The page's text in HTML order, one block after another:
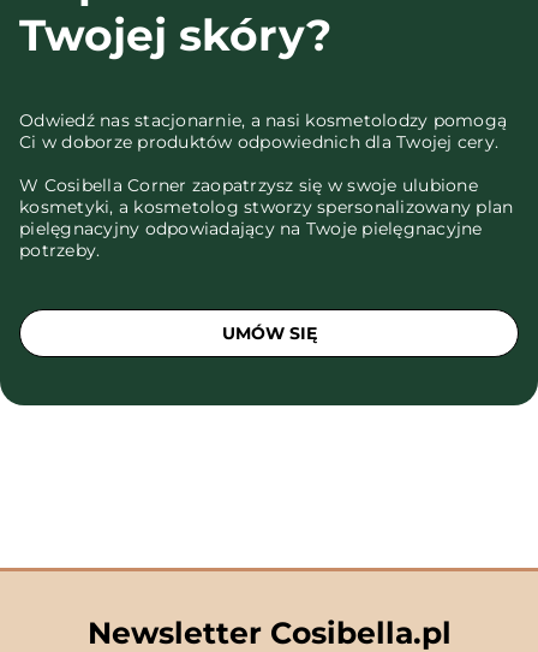
Twojej skóry?
Odwiedź nas stacjonarnie, a nasi kosmetolodzy pomogą
Ci w doborze produktów odpowiednich dla Twojej cery.
W Cosibella Corner zaopatrzysz się w swoje ulubione
kosmetyki, a kosmetolog stworzy spersonalizowany plan
pielęgnacyjny odpowiadający na Twoje pielęgnacyjne
potrzeby.
UMÓW SIĘ
Newsletter Cosibella.pl